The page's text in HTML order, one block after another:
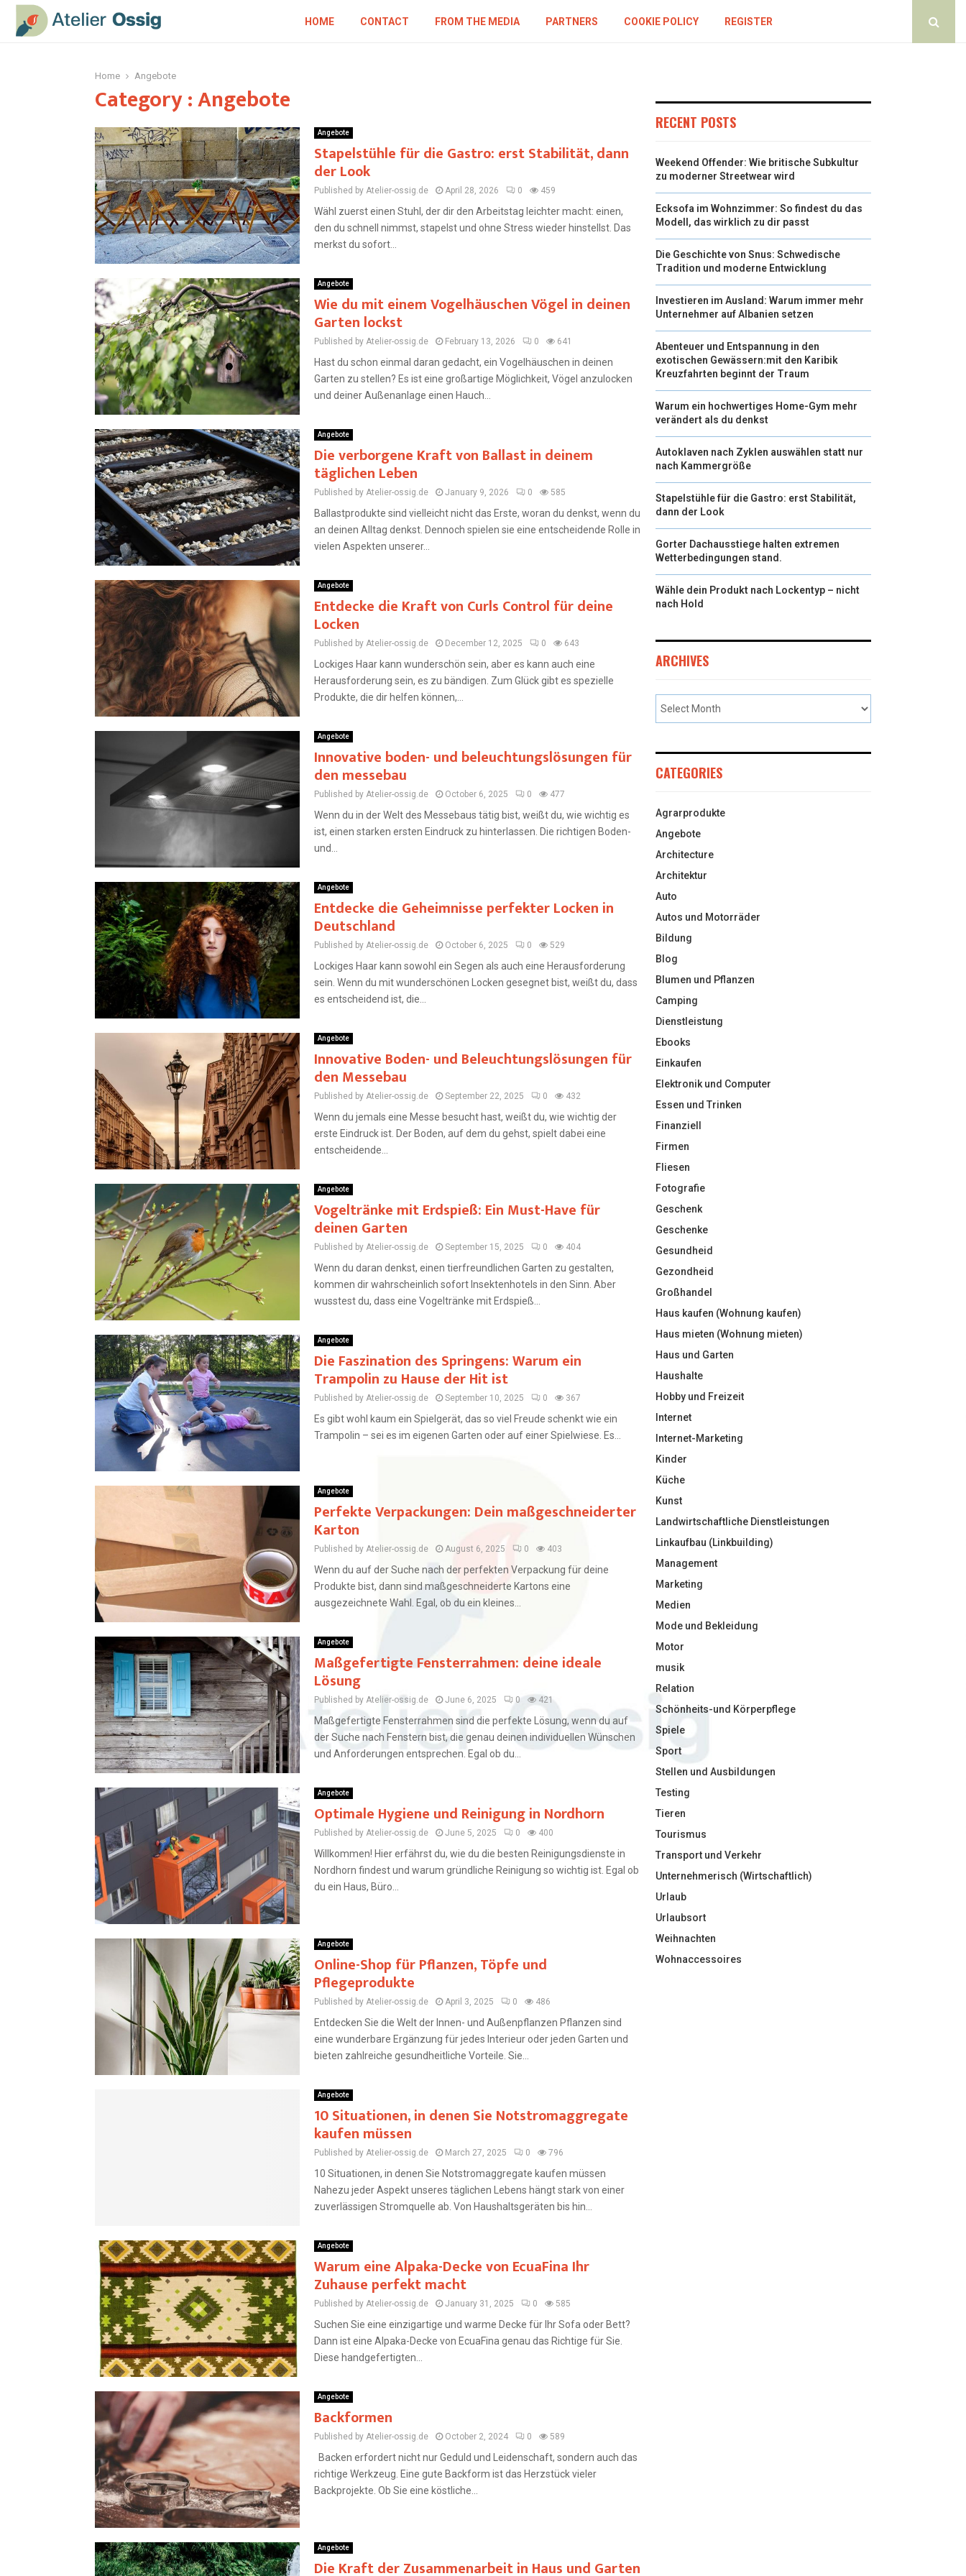
HOME CONTACT FROM THE MEDIA PARTNERS COOKIE POLICY REGISTER
Home Angebote
Category : Angebote
Angebote
Stapelstühle für die Gastro: erst Stabilität, dann
der Look
Published by Atelier-ossig.de April 28, 2026 0 459
Wähl zuerst einen Stuhl, der dir den Arbeitstag leichter macht: einen,
den du schnell nimmst, stapelst und ohne Stress wieder hinstellst. Das
merkst du sofort...
Angebote
Wie du mit einem Vogelhäuschen Vögel in deinen
Garten lockst
Published by Atelier-ossig.de February 13, 2026 0 641
Hast du schon einmal daran gedacht, ein Vogelhäuschen in deinen
Garten zu stellen? Es ist eine großartige Möglichkeit, Vögel anzulocken
und deiner Außenanlage einen Hauch...
Angebote
Die verborgene Kraft von Ballast in deinem
täglichen Leben
Published by Atelier-ossig.de January 9, 2026 0 585
Ballastprodukte sind vielleicht nicht das Erste, woran du denkst, wenn du
an deinen Alltag denkst. Dennoch spielen sie eine entscheidende Rolle in
vielen Aspekten unserer...
Angebote
Entdecke die Kraft von Curls Control für deine
Locken
Published by Atelier-ossig.de December 12, 2025 0 643
Lockiges Haar kann wunderschön sein, aber es kann auch eine
Herausforderung sein, es zu bändigen. Zum Glück gibt es spezielle
Produkte, die dir helfen können,...
Angebote
Innovative boden- und beleuchtungslösungen für
den messebau
Published by Atelier-ossig.de October 6, 2025 0 477
Wenn du in der Welt des Messebaus tätig bist, weißt du, wie wichtig es
ist, einen starken ersten Eindruck zu hinterlassen. Die richtigen Boden-
und...
Angebote
Entdecke die Geheimnisse perfekter Locken in
Deutschland
Published by Atelier-ossig.de October 6, 2025 0 529
Lockiges Haar kann sowohl ein Segen als auch eine Herausforderung
sein. Wenn du mit wunderschönen Locken gesegnet bist, weißt du, dass
es entscheidend ist, die...
Angebote
Innovative Boden- und Beleuchtungslösungen für
den Messebau
Published by Atelier-ossig.de September 22, 2025 0 432
Wenn du jemals eine Messe besucht hast, weißt du, wie wichtig der
erste Eindruck ist. Der Boden, auf dem du gehst, spielt dabei eine
entscheidende...
Angebote
Vogeltränke mit Erdspieß: Ein Must-Have für
deinen Garten
Published by Atelier-ossig.de September 15, 2025 0 404
Wenn du daran denkst, einen tierfreundlichen Garten zu gestalten,
kommen dir wahrscheinlich sofort Insektenhotels in den Sinn. Aber
wusstest du, dass eine Vogeltränke mit Erdspieß...
Angebote
Die Faszination des Springens: Warum ein
Trampolin zu Hause der Hit ist
Published by Atelier-ossig.de September 10, 2025 0 367
Es gibt wohl kaum ein Spielgerät, das so viel Freude schenkt wie ein
Trampolin – sei es im eigenen Garten oder auf einer Spielwiese. Es...
Angebote
Perfekte Verpackungen: Dein maßgeschneiderter
Karton
Published by Atelier-ossig.de August 6, 2025 0 403
Wenn du auf der Suche nach der perfekten Verpackung für deine
Produkte bist, dann sind maßgeschneiderte Kartons eine
ausgezeichnete Wahl. Egal, ob du ein kleines...
Angebote
Maßgefertigte Fensterrahmen: deine ideale
Lösung
Published by Atelier-ossig.de June 6, 2025 0 421
Maßgefertigte Fensterrahmen sind die perfekte Lösung, wenn du auf
der Suche nach Fenstern bist, die genau deinen individuellen Wünschen
und Anforderungen entsprechen. Egal ob du...
Angebote
Optimale Hygiene und Reinigung in Nordhorn
Published by Atelier-ossig.de June 5, 2025 0 400
Willkommen! Hier erfährst du, wie du die besten Reinigungsdienste in
Nordhorn findest und warum gründliche Reinigung so wichtig ist. Egal ob
du ein Haus, Büro...
Angebote
Online-Shop für Pflanzen, Töpfe und
Pflegeprodukte
Published by Atelier-ossig.de April 3, 2025 0 486
Entdecken Sie die Welt der Innen- und Außenpflanzen Pflanzen sind
eine wunderbare Ergänzung für jedes Interieur oder jeden Garten und
bieten zahlreiche gesundheitliche Vorteile. Sie...
Angebote
10 Situationen, in denen Sie Notstromaggregate
kaufen müssen
Published by Atelier-ossig.de March 27, 2025 0 796
10 Situationen, in denen Sie Notstromaggregate kaufen müssen
Nahezu jeder Aspekt unseres täglichen Lebens hängt stark von einer
zuverlässigen Stromquelle ab. Von Haushaltsgeräten bis hin...
Angebote
Warum eine Alpaka-Decke von EcuaFina Ihr
Zuhause perfekt macht
Published by Atelier-ossig.de January 31, 2025 0 585
Suchen Sie eine einzigartige und warme Decke für Ihr Sofa oder Bett?
Dann ist eine Alpaka-Decke von EcuaFina genau das Richtige für Sie.
Diese handgefertigten...
Angebote
Backformen
Published by Atelier-ossig.de October 2, 2024 0 589
Backen erfordert nicht nur Geduld und Leidenschaft, sondern auch das
richtige Werkzeug. Eine gute Backform ist das Herzstück vieler
Backprojekte. Ob Sie eine köstliche...
Angebote
Die Kraft der Zusammenarbeit in Haus und Garten
RECENT POSTS
Weekend Offender: Wie britische Subkultur
zu moderner Streetwear wird
Ecksofa im Wohnzimmer: So findest du das
Modell, das wirklich zu dir passt
Die Geschichte von Snus: Schwedische
Tradition und moderne Entwicklung
Investieren im Ausland: Warum immer mehr
Unternehmer auf Albanien setzen
Abenteuer und Entspannung in den
exotischen Gewässern:mit den Karibik
Kreuzfahrten beginnt der Traum
Warum ein hochwertiges Home-Gym mehr
verändert als du denkst
Autoklaven nach Zyklen auswählen statt nur
nach Kammergröße
Stapelstühle für die Gastro: erst Stabilität,
dann der Look
Gorter Dachausstiege halten extremen
Wetterbedingungen stand.
Wähle dein Produkt nach Lockentyp – nicht
nach Hold
ARCHIVES
CATEGORIES
Agrarprodukte
Angebote
Architecture
Architektur
Auto
Autos und Motorräder
Bildung
Blog
Blumen und Pflanzen
Camping
Dienstleistung
Ebooks
Einkaufen
Elektronik und Computer
Essen und Trinken
Finanziell
Firmen
Fliesen
Fotografie
Geschenk
Geschenke
Gesundheid
Gezondheid
Großhandel
Haus kaufen (Wohnung kaufen)
Haus mieten (Wohnung mieten)
Haus und Garten
Haushalte
Hobby und Freizeit
Internet
Internet-Marketing
Kinder
Küche
Kunst
Landwirtschaftliche Dienstleistungen
Linkaufbau (Linkbuilding)
Management
Marketing
Medien
Mode und Bekleidung
Motor
musik
Relation
Schönheits-und Körperpflege
Spiele
Sport
Stellen und Ausbildungen
Testing
Tieren
Tourismus
Transport und Verkehr
Unternehmerisch (Wirtschaftlich)
Urlaub
Urlaubsort
Weihnachten
Wohnaccessoires